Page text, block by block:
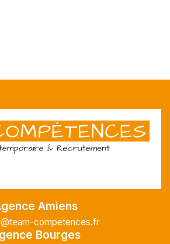
Amiens
competences.fr
Bourges